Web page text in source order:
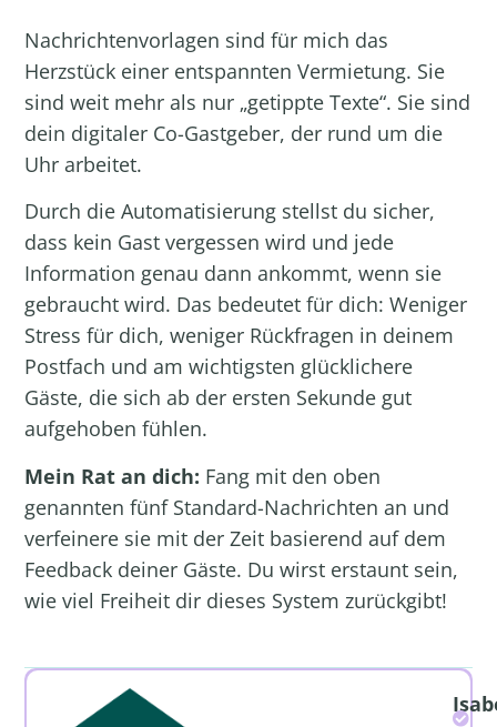
Nachrichtenvorlagen sind für mich das
Herzstück einer entspannten Vermietung. Sie
sind weit mehr als nur „getippte Texte“. Sie sind
dein digitaler Co-Gastgeber, der rund um die
Uhr arbeitet.
Durch die Automatisierung stellst du sicher,
dass kein Gast vergessen wird und jede
Information genau dann ankommt, wenn sie
gebraucht wird. Das bedeutet für dich: Weniger
Stress für dich, weniger Rückfragen in deinem
Postfach und am wichtigsten glücklichere
Gäste, die sich ab der ersten Sekunde gut
aufgehoben fühlen.
Mein Rat an dich: Fang mit den oben
genannten fünf Standard-Nachrichten an und
verfeinere sie mit der Zeit basierend auf dem
Feedback deiner Gäste. Du wirst erstaunt sein,
wie viel Freiheit dir dieses System zurückgibt!